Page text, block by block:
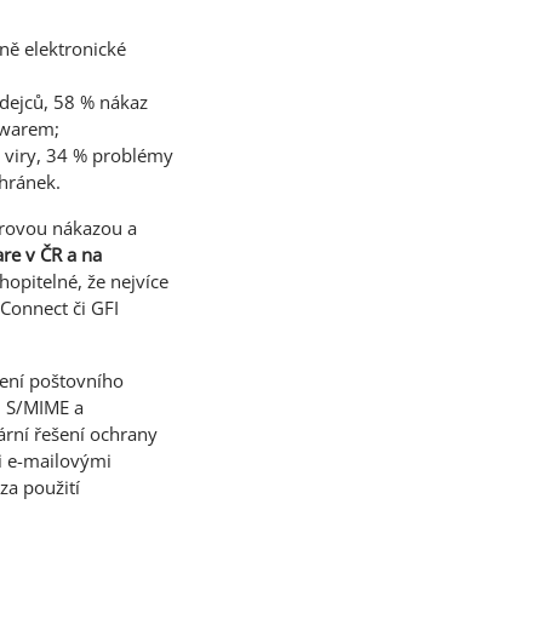
elektronické
58 % nákaz
viry, 34 % problémy
nákazou a
v ČR a na
že nejvíce
či GFI
poštovního
MIME a
řešení ochrany
e-mailovými
použití